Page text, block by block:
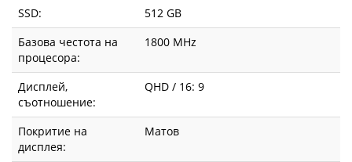
SSD:
512 GB
Базова честота на
процесора:
1800 MHz
Дисплей,
съотношение:
QHD / 16: 9
Покритие на
дисплея:
Матов